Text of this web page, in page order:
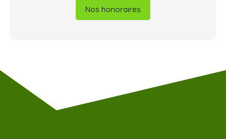
Nos honoraires